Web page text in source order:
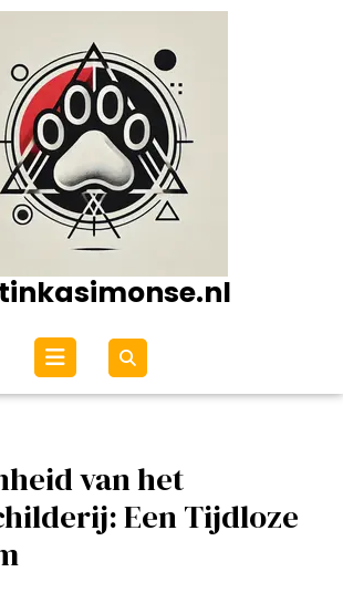
Open
menu
van het
Een Tijdloze